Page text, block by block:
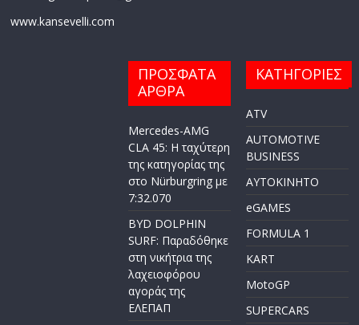
www.kansevelli.com
ΠΡΟΣΦΑΤΑ
ΑΡΘΡΑ
Mercedes-AMG
CLA 45: Η ταχύτερη
της κατηγορίας της
στο Nürburgring με
7:32.070
BYD DOLPHIN
SURF: Παραδόθηκε
στη νικήτρια της
λαχειοφόρου
αγοράς της
ΕΛΕΠΑΠ
ΚΑΤΗΓΟΡΙΕΣ
ATV
AUTOMOTIVE
BUSINESS
AYTOKINHTO
eGAMES
FORMULA 1
KART
MotoGP
SUPERCARS